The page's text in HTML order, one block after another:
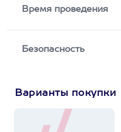
Время проведения
Безопасность
Варианты покупки